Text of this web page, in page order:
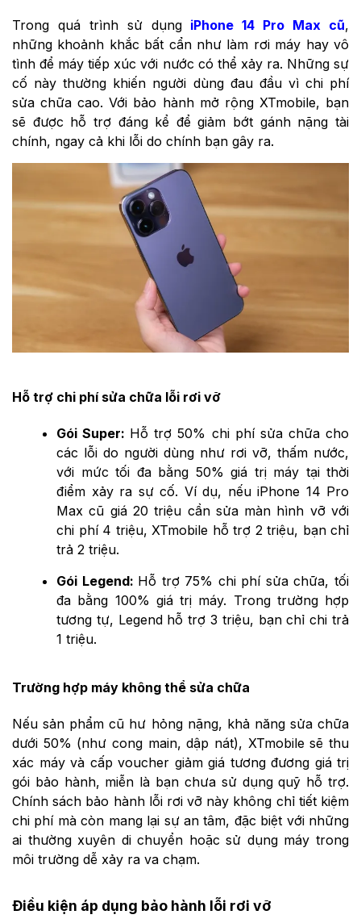
Trong quá trình sử dụng iPhone 14 Pro Max cũ,
những khoảnh khắc bất cẩn như làm rơi máy hay vô
tình để máy tiếp xúc với nước có thể xảy ra. Những sự
cố này thường khiến người dùng đau đầu vì chi phí
sửa chữa cao. Với bảo hành mở rộng XTmobile, bạn
sẽ được hỗ trợ đáng kể để giảm bớt gánh nặng tài
chính, ngay cả khi lỗi do chính bạn gây ra.
Hỗ trợ chi phí sửa chữa lỗi rơi vỡ
Gói Super: Hỗ trợ 50% chi phí sửa chữa cho
các lỗi do người dùng như rơi vỡ, thấm nước,
với mức tối đa bằng 50% giá trị máy tại thời
điểm xảy ra sự cố. Ví dụ, nếu iPhone 14 Pro
Max cũ giá 20 triệu cần sửa màn hình vỡ với
chi phí 4 triệu, XTmobile hỗ trợ 2 triệu, bạn chỉ
trả 2 triệu.
Gói Legend: Hỗ trợ 75% chi phí sửa chữa, tối
đa bằng 100% giá trị máy. Trong trường hợp
tương tự, Legend hỗ trợ 3 triệu, bạn chỉ chi trả
1 triệu.
Trường hợp máy không thể sửa chữa
Nếu sản phẩm cũ hư hỏng nặng, khả năng sửa chữa
dưới 50% (như cong main, dập nát), XTmobile sẽ thu
xác máy và cấp voucher giảm giá tương đương giá trị
gói bảo hành, miễn là bạn chưa sử dụng quỹ hỗ trợ.
Chính sách bảo hành lỗi rơi vỡ này không chỉ tiết kiệm
chi phí mà còn mang lại sự an tâm, đặc biệt với những
ai thường xuyên di chuyển hoặc sử dụng máy trong
môi trường dễ xảy ra va chạm.
Điều kiện áp dụng bảo hành lỗi rơi vỡ